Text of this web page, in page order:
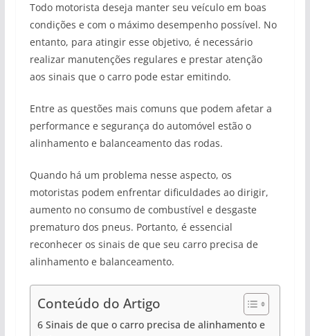
Todo motorista deseja manter seu veículo em boas
condições e com o máximo desempenho possível. No
entanto, para atingir esse objetivo, é necessário
realizar manutenções regulares e prestar atenção
aos sinais que o carro pode estar emitindo.
Entre as questões mais comuns que podem afetar a
performance e segurança do automóvel estão o
alinhamento e balanceamento das rodas.
Quando há um problema nesse aspecto, os
motoristas podem enfrentar dificuldades ao dirigir,
aumento no consumo de combustível e desgaste
prematuro dos pneus. Portanto, é essencial
reconhecer os sinais de que seu carro precisa de
alinhamento e balanceamento.
Conteúdo do Artigo
6 Sinais de que o carro precisa de alinhamento e